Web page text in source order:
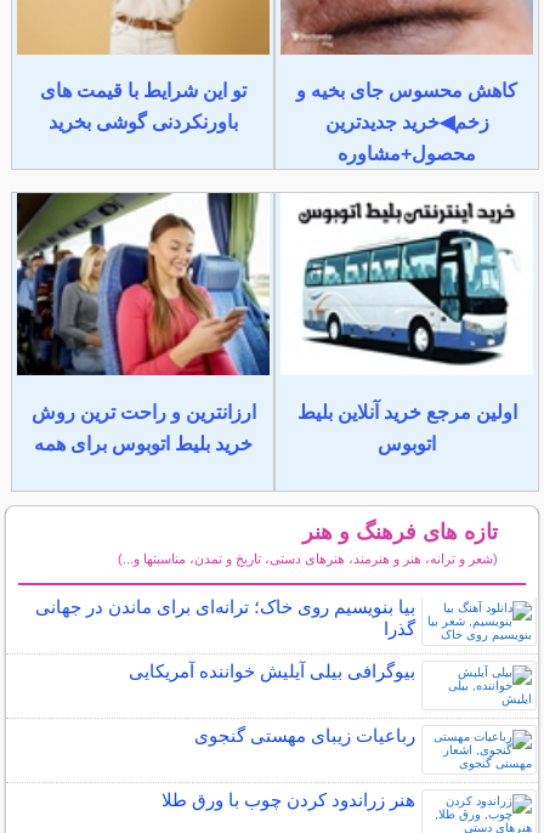
کاهش محسوس جای بخیه و
زخم◀خرید جدیدترین
محصول+مشاوره
تو این شرایط با قیمت های
باورنکردنی گوشی بخرید
اولین مرجع خرید آنلاین بلیط
اتوبوس
ارزانترین و راحت ترین روش
خرید بلیط اتوبوس برای همه
تازه های فرهنگ و هنر
(شعر و ترانه، هنر و هنرمند، هنرهای دستی، تاریخ و تمدن، مناسبتها و...)
بیا بنویسیم روی خاک؛ ترانه‌ای برای ماندن در جهانی
گذرا
بیوگرافی بیلی آیلیش خواننده آمریکایی
رباعیات زیبای مهستی گنجوی
هنر زراندود كردن چوب با ورق طلا